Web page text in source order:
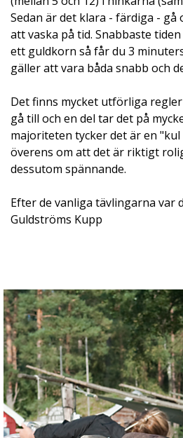
Sedan är det klara - färdiga -
att vaska på tid. Snabbaste
ett guldkorn så får du 3
gäller att vara båda snabb och
Det finns mycket utförliga
gå till och en del tar det på
majoriteten tycker det är en "kul
överens om att det är riktigt
dessutom spännande.
Efter de vanliga tävlingarna var
Guldströms Kupp